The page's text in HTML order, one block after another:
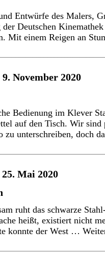
Entwürfe des Malers,
Deutschen
Mit einem Reigen an
November 2020
Bedienung im Klever
auf den Tisch. Wir
zu unterschreiben, doch
Mai 2020
ruht das schwarze
heißt, existiert nicht
konnte der West …